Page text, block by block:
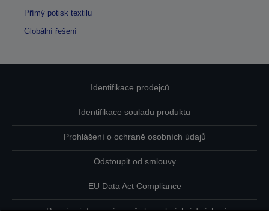
Přímý potisk textilu
Globální řešení
Identifikace prodejců
Identifikace souladu produktu
Prohlášení o ochraně osobních údajů
Odstoupit od smlouvy
EU Data Act Compliance
Pro více informací o vašich osobních údajích nás